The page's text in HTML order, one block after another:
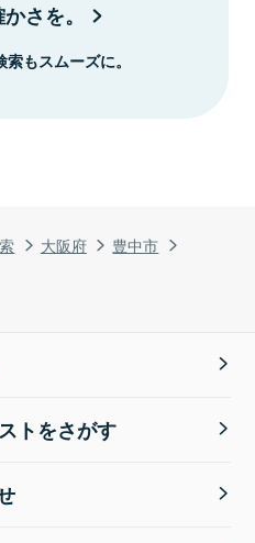
大阪府
豊中市
さを。
もスムーズに。
トをさがす